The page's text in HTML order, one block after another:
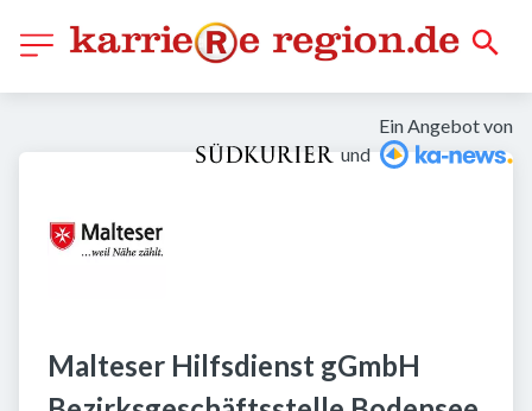
Ein Angebot von
und
Malteser Hilfsdienst gGmbH